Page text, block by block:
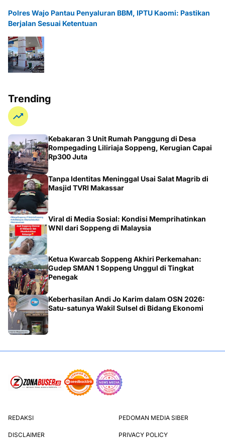
Polres Wajo Pantau Penyaluran BBM, IPTU Kaomi: Pastikan
Berjalan Sesuai Ketentuan
Trending
Kebakaran 3 Unit Rumah Panggung di Desa
Rompegading Liliriaja Soppeng, Kerugian Capai
Rp300 Juta
Tanpa Identitas Meninggal Usai Salat Magrib di
Masjid TVRI Makassar
Viral di Media Sosial: Kondisi Memprihatinkan
WNI dari Soppeng di Malaysia
Ketua Kwarcab Soppeng Akhiri Perkemahan:
Gudep SMAN 1 Soppeng Unggul di Tingkat
Penegak
Keberhasilan Andi Jo Karim dalam OSN 2026:
Satu-satunya Wakil Sulsel di Bidang Ekonomi
REDAKSI PEDOMAN MEDIA SIBER
DISCLAIMER PRIVACY POLICY